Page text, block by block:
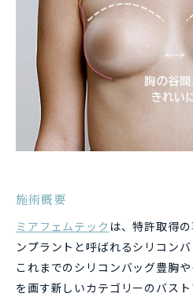
施術概要
ミアフェムテック は、特許取得
ンプラントと呼ばれるシリコンバ
これまでのシリコンバッグ豊胸
を画す新しいカテゴリーのバスト